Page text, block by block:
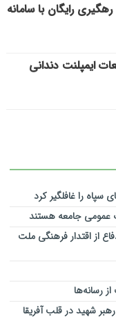
رایگان با سامانه
ایمپلنت دندانی
را غافلگیر کرد
عمومی جامعه هستند
از اقتدار فرهنگی ملت
رسانه‌ها
شهید در قلب آفریقا